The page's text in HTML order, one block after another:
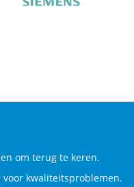
om terug te keren.
voor kwaliteitsproblemen.